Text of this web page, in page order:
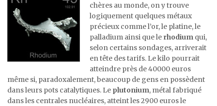
chères au monde, on y trouve
logiquement quelques métaux
précieux comme l’or, le platine, le
palladium ainsi que le rhodium qui,
selon certains sondages, arriverait
en tête des tarifs. Le kilo pourrait
atteindre près de 40000 euros
même si, paradoxalement, beaucoup de gens en possèdent
dans leurs pots catalytiques. Le plutonium, métal fabriqué
dans les centrales nucléaires, atteint les 2900 euros le